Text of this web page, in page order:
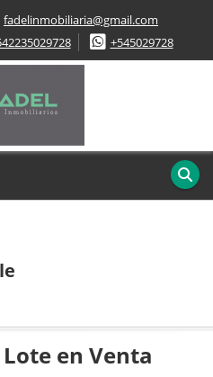
fadelinmobiliaria@gmail.com
+545029728
en Venta